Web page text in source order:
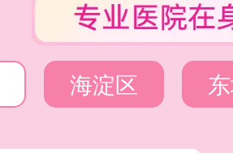
海淀区